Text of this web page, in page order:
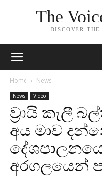
The
DISCOVER
Home News
News Video
ව්‍රායි කැලී
අය මාව
අරගලයෙන්